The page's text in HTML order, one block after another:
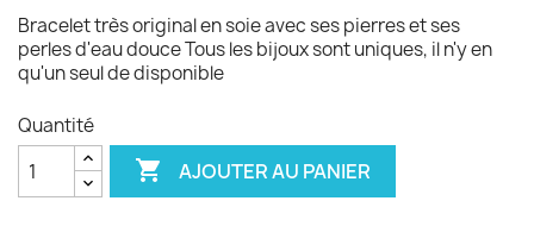
Bracelet très original en soie avec ses pierres et ses
perles d'eau douce Tous les bijoux sont uniques, il n'y en
qu'un seul de disponible
Quantité
 AJOUTER AU PANIER